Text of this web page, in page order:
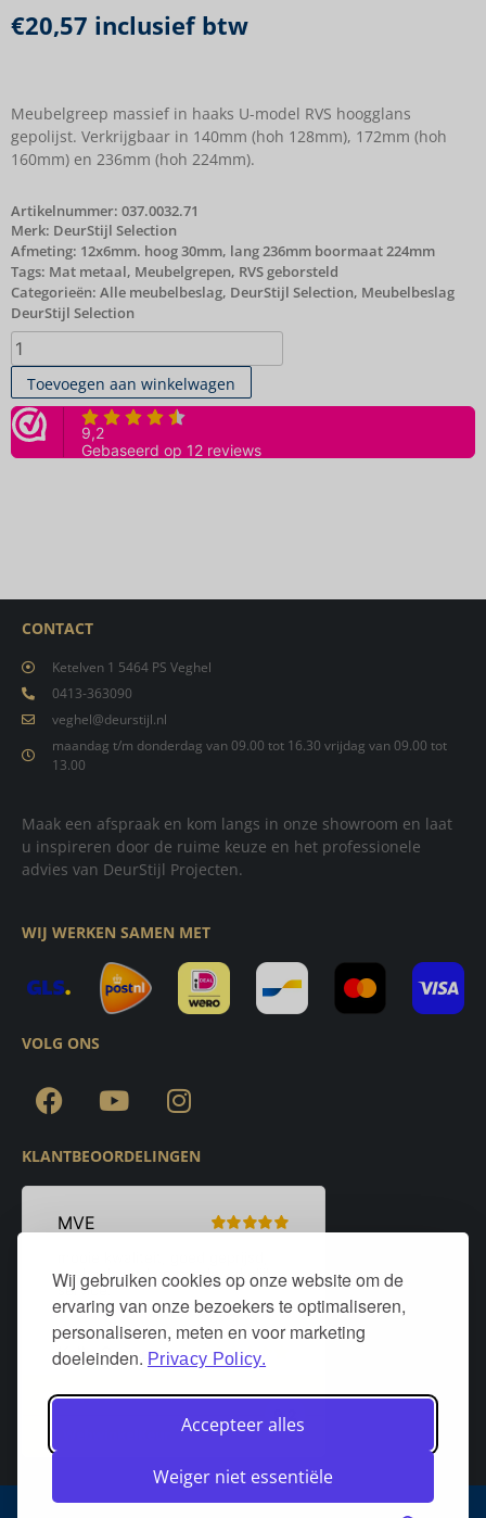
Wij gebruiken cookies op onze website om de
ervaring van onze bezoekers te optimaliseren,
personaliseren, meten en voor marketing
doeleinden. Privacy Policy.
Accepteer alles
Weiger niet essentiële
€20,57 inclusief btw
Meubelgreep massief in haaks U-model RVS hoogglans
gepolijst. Verkrijgbaar in 140mm (hoh 128mm), 172mm (hoh
160mm) en 236mm (hoh 224mm).
Artikelnummer: 037.0032.71
Merk: DeurStijl Selection
Afmeting: 12x6mm. hoog 30mm, lang 236mm boormaat 224mm
Tags: Mat metaal, Meubelgrepen, RVS geborsteld
Categorieën: Alle meubelbeslag, DeurStijl Selection, Meubelbeslag
DeurStijl Selection
Toevoegen aan winkelwagen
CONTACT
Ketelven 1 5464 PS Veghel
0413-363090
veghel@deurstijl.nl
maandag t/m donderdag van 09.00 tot 16.30 vrijdag van 09.00 tot
13.00
Maak een afspraak en kom langs in onze showroom en laat
u inspireren door de ruime keuze en het professionele
advies van DeurStijl Projecten.
WIJ WERKEN SAMEN MET
VOLG ONS
KLANTBEOORDELINGEN